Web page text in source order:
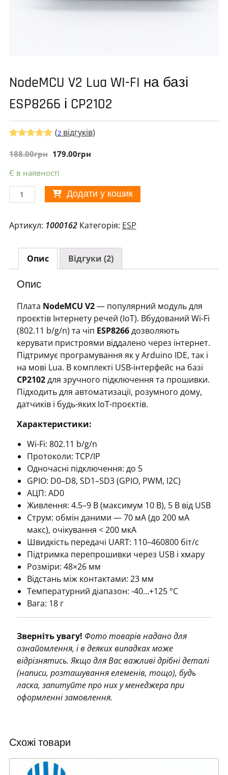
NodeMCU V2 Lua WI-FI на базі
ESP8266 і CP2102
5.00з 5 на
опитування
покупців
(2 відгуків)
188.00грн 179.00грн
Є в наявності
NodeMCU
V2
WI-
CP2102
кількість
Додати у кошик
Артикул: 1000162 Категорія: ESP
Опис Відгуки (2)
Опис
Плата NodeMCU V2— популярний модуль для
проєктів Інтернету речей (IoT). Вбудований Wi-Fi
(802.11 b/g/n) та чіп ESP8266дозволяють
керувати пристроями віддалено через інтернет.
Підтримує програмування як у Arduino IDE, так і
на мові Lua. В комплекті USB-інтерфейс на базі
CP2102для зручного підключення та прошивки.
Підходить для автоматизації, розумного дому,
датчиків і будь-яких IoT-проєктів.
Характеристики:
Wi-Fi: 802.11 b/g/n
Протоколи: TCP/IP
Одночасні підключення: до 5
GPIO: D0–D8, SD1–SD3 (GPIO, PWM, I2C)
АЦП: AD0
Живлення: 4.5–9 В (максимум 10 В), 5 В від USB
Струм: обмін даними — 70 мА (до 200 мА
макс), очікування < 200 мкА
Швидкість передачі UART: 110–460800 біт/с
Підтримка перепрошивки через USB і хмару
Розміри: 48×26 мм
Відстань між контактами: 23 мм
Температурний діапазон: -40…+125 °C
Вага: 18 г
Зверніть увагу! Фото товарів надано для
ознайомлення, і в деяких випадках може
відрізнятись. Якщо для Вас важливі дрібні деталі
(написи, розташування елеменів, тощо), будь
ласка, запитуйте про них у менеджера при
оформленні замовлення.
Схожі товари